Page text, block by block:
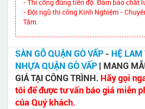
- Thi công đúng tiến độ. Đảm bảo chất
- Đội ngũ thi công Kinh Nghiệm -
Tâm.
SÀN GỖ QUẬN GÒ VẤP - HỆ LAM
NHỰA QUẬN GÒ VẤP | MANG
GIÁ TẠI CÔNG TRÌNH. Hãy gọi
tôi để được tư vấn báo giá miễn
của Quý khách.